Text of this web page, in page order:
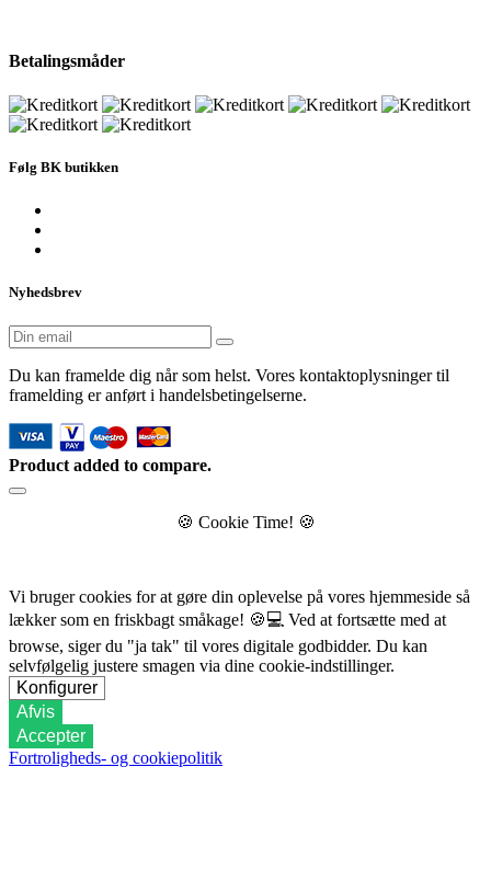
Betalingsmåder
Følg BK butikken
Nyhedsbrev
Du kan framelde dig når som helst. Vores kontaktoplysninger til
framelding er anført i handelsbetingelserne.
Product added to compare.
🍪 Cookie Time! 🍪
Vi bruger cookies for at gøre din oplevelse på vores hjemmeside så
lækker som en friskbagt småkage! 🍪💻 Ved at fortsætte med at
browse, siger du "ja tak" til vores digitale godbidder. Du kan
selvfølgelig justere smagen via dine cookie-indstillinger.
Konfigurer
Afvis
Accepter
Fortroligheds- og cookiepolitik